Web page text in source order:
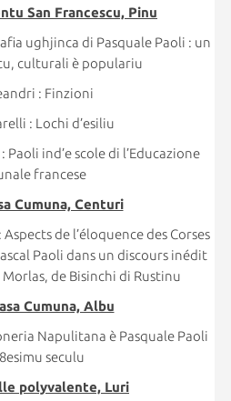
San Francescu, Pinu
ughjinca di Pasquale Paoli : un
culturali è populariu
: Finzioni
: Lochi d’esiliu
ind’e scole di l’Educazione
francese
Cumuna, Centuri
de l’éloquence des Corses
Paoli dans un discours inédit
de Bisinchi di Rustinu
Cumuna, Albu
Napulitana è Pasquale Paoli
seculu
polyvalente, Luri